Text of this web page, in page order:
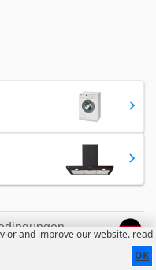
and improve our website. read
OK